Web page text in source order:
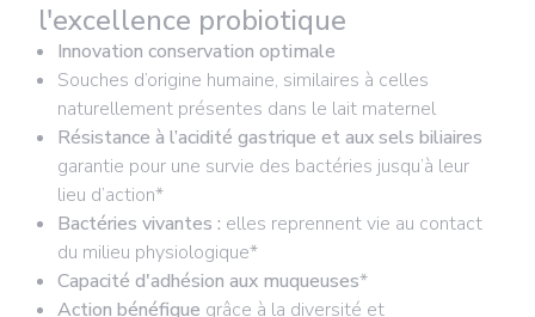
l'excellence probiotique
Innovation conservation optimale
Souches d’origine humaine, similaires à celles
naturellement présentes dans le lait maternel
Résistance à l’acidité gastrique et aux sels biliaires
garantie pour une survie des bactéries jusqu’à leur
lieu d’action*
Bactéries vivantes : elles reprennent vie au contact
du milieu physiologique*
Capacité d'adhésion aux muqueuses*
Action bénéfique grâce à la diversité et